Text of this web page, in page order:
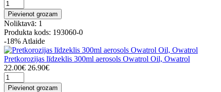
Pievienot grozam
Noliktavā: 1
Produkta kods: 193060-0
-18% Atlaide
Pretkorozijas līdzeklis 300ml aerosols Owatrol Oil, Owatrol
22.00€ 26.90€
Pievienot grozam